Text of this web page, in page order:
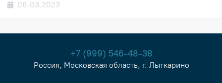
06.03.2023
+7 (999) 546-48-38
Россия, Московская область, г. Лыткарино